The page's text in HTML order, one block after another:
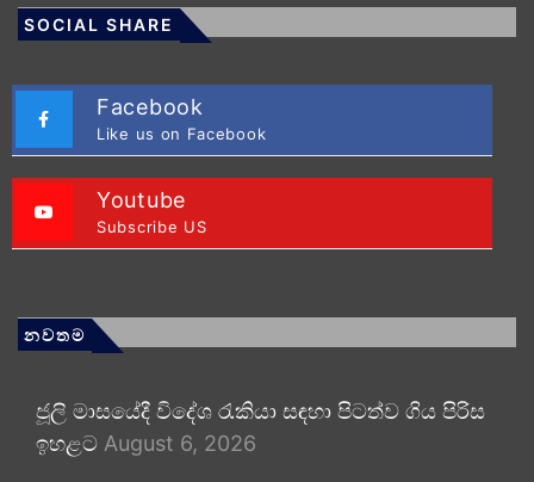
SOCIAL SHARE
Facebook
Like us on Facebook
Youtube
Subscribe US
නවතම
ජූලි මාසයේදී විදේශ රැකියා සඳහා පිටත්ව ගිය පිරිස
ඉහළට August 6, 2026